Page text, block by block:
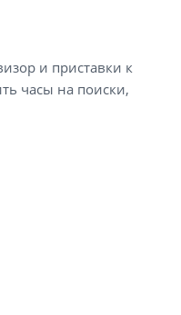
и приставки к
часы на поиски,